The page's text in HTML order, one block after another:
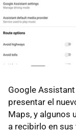
Google
presentar el
Maps, y algunos
a recibirlo en